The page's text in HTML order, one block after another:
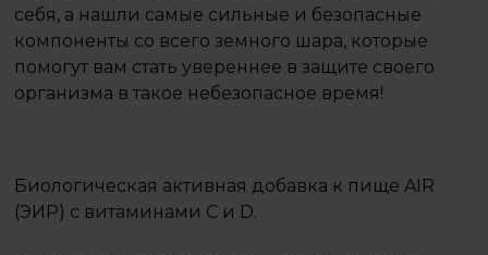
себя, а нашли самые сильные и безопасные
компоненты со всего земного шара, которые
помогут вам стать увереннее в защите своего
организма в такое небезопасное время!
Биологическая активная добавка к пище AIR
(ЭИР) с витаминами C и D.